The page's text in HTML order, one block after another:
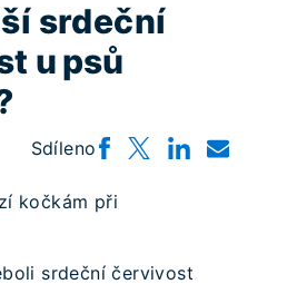
srdeční
u psů
Sdíleno
kočkám při
srdeční červivost